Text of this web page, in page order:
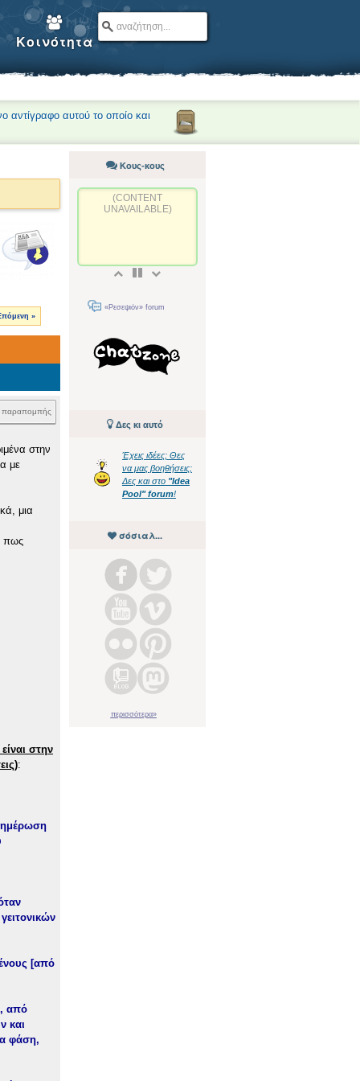
Κοινότητα
αντίγραφο αυτού το οποίο και
»
παραπομπής
στην
με
μια
πως
στην
:
[από
από
και
φάση,
Κους-κους
UNAVAILABLE)
«Ρεσεψιόν» forum
Δες κι αυτό
Έχεις ιδέες; Θες
να μας βοηθήσεις;
Δες και στο "Idea
Pool" forum!
σόσιαλ...
περισσότερα»